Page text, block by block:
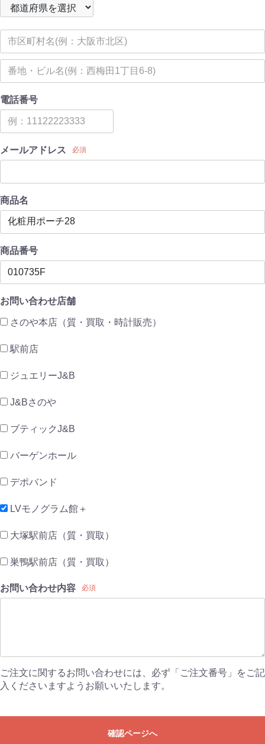
電話番号
メールアドレス 必須
商品名
商品番号
お問い合わせ店舗
さのや本店（質・買取・時計販売）
駅前店
ジュエリーJ&B
J&Bさのや
ブティックJ&B
バーゲンホール
デポバンド
LVモノグラム館＋
大塚駅前店（質・買取）
巣鴨駅前店（質・買取）
お問い合わせ内容 必須
ご注文に関するお問い合わせには、必ず「ご注文番号」をご記
入くださいますようお願いいたします。
確認ページへ